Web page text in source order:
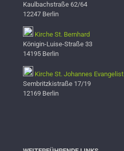
Kaulbachstraße 62/64
12247 Berlin
Kirche St. Bernhard
Königin-Luise-Straße 33
14195 Berlin
Kirche St. Johannes Evangelist
Sembritzkistraße 17/19
12169 Berlin